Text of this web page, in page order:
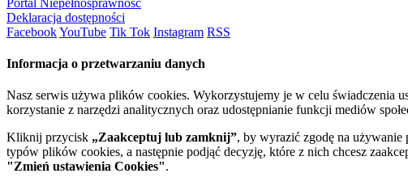
Deklaracja dostępności
FacebookYouTube Tik Tok Instagram RSS
Informacja o przetwarzaniu danych
Nasz serwis używa plików cookies. Wykorzystujemy je w celu świadczenia
korzystanie z narzędzi analitycznych oraz udostępnianie funkcji mediów
Kliknij przycisk „Zaakceptuj lub zamknij”, by wyrazić zgodę na
typów plików cookies, a następnie podjąć decyzję, które z nich chcesz
"Zmień ustawienia Cookies".